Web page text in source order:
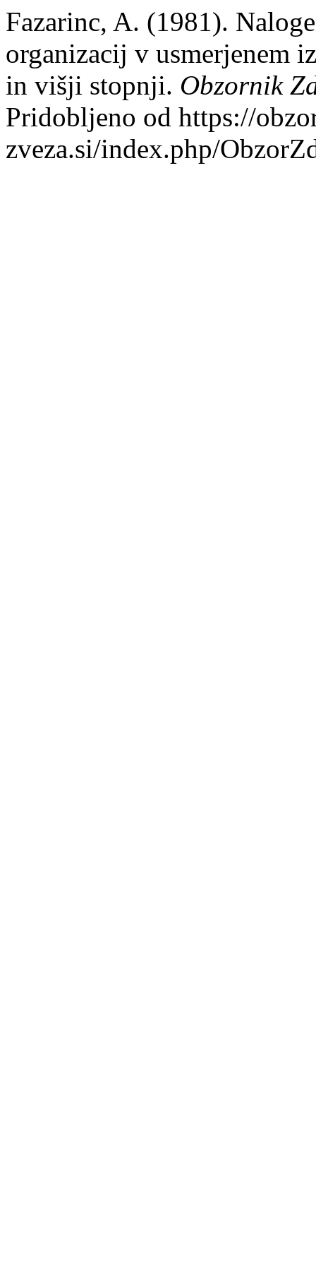
Fazarinc, A. (1981).
organizacij v usmerjenem
in višji stopnji. Obzornik
Pridobljeno od https://
zveza.si/index.php/